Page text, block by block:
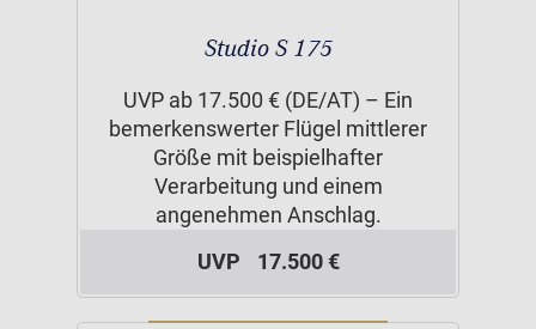
Studio S 175
UVP ab 17.500 € (DE/AT) – Ein
bemerkenswerter Flügel mittlerer
Größe mit beispielhafter
Verarbeitung und einem
angenehmen Anschlag.
UVP
17.500 €